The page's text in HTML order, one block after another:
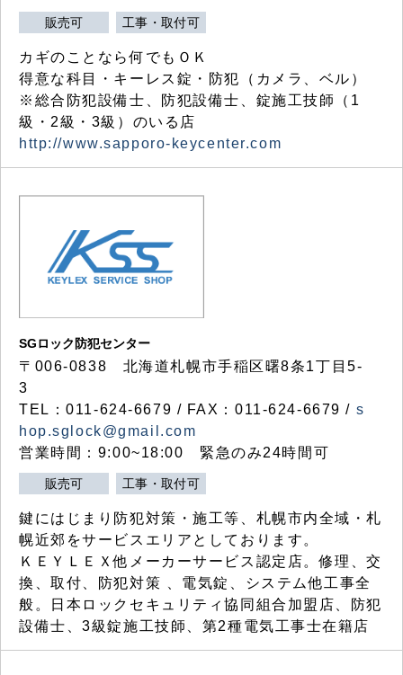
販売可 工事・取付可
カギのことなら何でもＯＫ
得意な科目・キーレス錠・防犯（カメラ、ベル）
※総合防犯設備士、防犯設備士、錠施工技師（1
級・2級・3級）のいる店
http://www.sapporo-keycenter.com
SGロック防犯センター
〒006-0838 北海道札幌市手稲区曙8条1丁目5-
3
TEL：011-624-6679 / FAX：011-624-6679 / s
hop.sglock@gmail.com
営業時間：9:00~18:00 緊急のみ24時間可
販売可 工事・取付可
鍵にはじまり防犯対策・施工等、札幌市内全域・札
幌近郊をサービスエリアとしております。
ＫＥＹＬＥＸ他メーカーサービス認定店。修理、交
換、取付、防犯対策 、電気錠、システム他工事全
般。日本ロックセキュリティ協同組合加盟店、防犯
設備士、3級錠施工技師、第2種電気工事士在籍店